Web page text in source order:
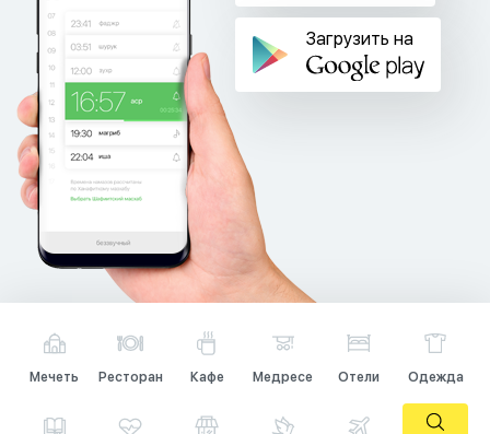
Загрузить на
Мечеть Ресторан Кафе Медресе Отели Одежда